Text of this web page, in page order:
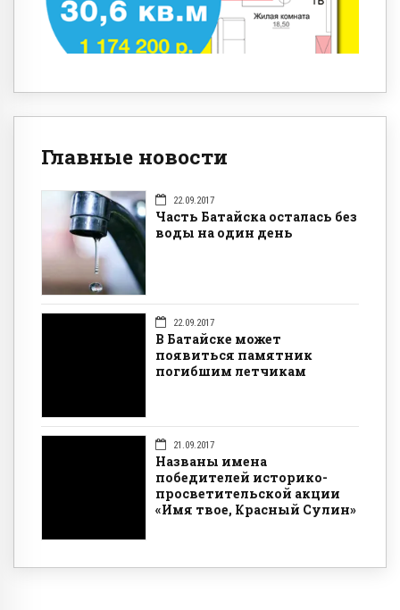
Главные новости
22.09.2017
Часть Батайска осталась без
воды на один день
22.09.2017
В Батайске может
появиться памятник
погибшим летчикам
21.09.2017
Названы имена
победителей историко-
просветительской акции
«Имя твое, Красный Сулин»